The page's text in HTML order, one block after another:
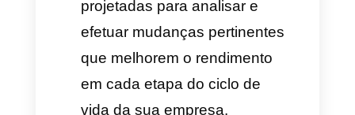
WhatsApp excepcional,
métricas especializadas, IA,
automatizações e muito mais.